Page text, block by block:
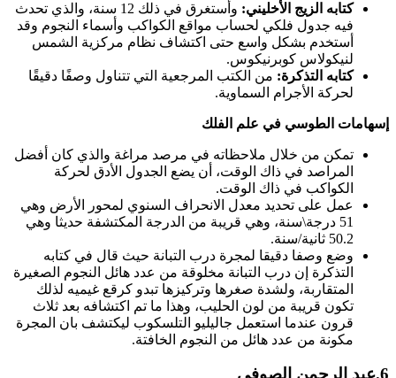
كتابه الزيج الأخليني:
وأستغرق في ذلك 12 سنة، والذي تحدث
فيه جدول فلكي لحساب مواقع الكواكب وأسماء النجوم وقد
أستخدم بشكل واسع حتى اكتشاف نظام مركزية الشمس
لنيكولاس كوبرنيكوس.
كتابه التذكرة: من الكتب المرجعية التي تتناول وصفًا دقيقًا
لحركة الأجرام السماوية.
إسهامات الطوسي في علم الفلك
تمكن من خلال ملاحظاته في مرصد مراغة والذي كان أفضل
المراصد في ذاك الوقت، أن يضع الجدول الأدق لحركة
الكواكب في ذاك الوقت.
عمل على تحديد معدل الانحراف السنوي لمحور الأرض وهي
51 درجة\سنة، وهي قريبة من الدرجة المكتشفة حديثا وهي
50.2 ثانية/سنة.
وضع وصفا دقيقا لمجرة درب التبانة حيث قال في كتابه
التذكرة إن درب التبانة مخلوقة من عدد هائل النجوم الصغيرة
المتقاربة، ولشدة صغرها وتركيزها تبدو كرقع غيميه لذلك
تكون قريبة من لون الحليب، وهذا ما تم اكتشافه بعد ثلاث
قرون عندما استعمل جاليليو التلسكوب ليكتشف بان المجرة
مكونة من عدد هائل من النجوم الخافتة.
6.عبد الرحمن الصوفي